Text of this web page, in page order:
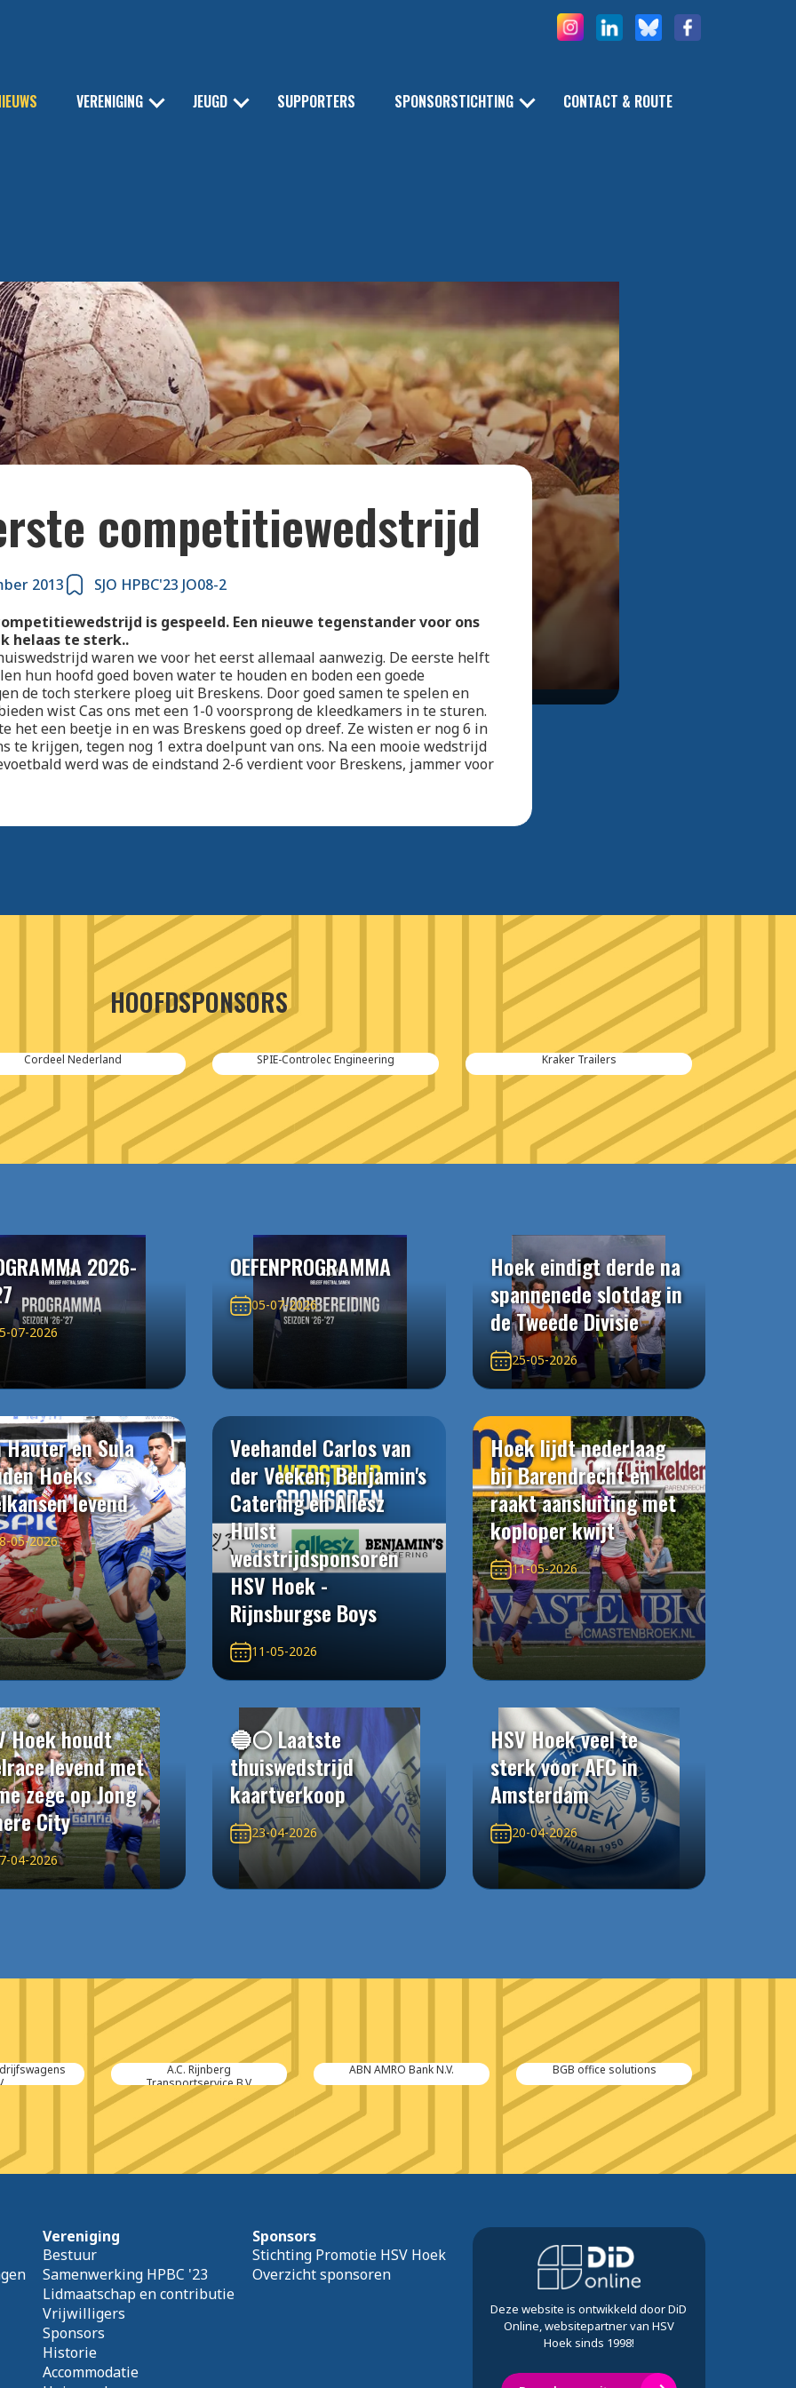
VERENIGING JEUGD SUPPORTERS SPONSORSTICHTING CONTACT & ROUTE
Bekijk alle foto's
competitiewedstrijd
2013
SJO HPBC'23 JO08-2
is gespeeld. Een nieuwe tegenstander voor ons
helaas te sterk..
waren we voor het eerst allemaal aanwezig. De eerste helft
hun hoofd goed boven water te houden en boden een goede
de toch sterkere ploeg uit Breskens. Door goed samen te spelen en
wist Cas ons met een 1-0 voorsprong de kleedkamers in te sturen.
het een beetje in en was Breskens goed op dreef. Ze wisten er nog 6 in
te krijgen, tegen nog 1 extra doelpunt van ons. Na een mooie wedstrijd
werd was de eindstand 2-6 verdient voor Breskens, jammer voor
HOOFDSPONSORS
Cordeel Nederland SPIE-Controlec Engineering Kraker Trailers
2026-
07-2026
OEFENPROGRAMMA
05-07-2026
Hoek eindigt derde na
spannenede slotdag in
de Tweede Divisie
25-05-2026
Hauter en Sula
Hoeks
levend
05-2026
Veehandel Carlos van
der Veeken, Benjamin's
Catering en Allesz
Hulst
wedstrijdsponsoren
HSV Hoek -
Rijnsburgse Boys
11-05-2026
Hoek lijdt nederlaag
bij Barendrecht en
raakt aansluiting met
koploper kwijt
11-05-2026
Hoek houdt
levend met
zege op Jong
City
04-2026
🔵⚪️ Laatste
thuiswedstrijd
kaartverkoop
23-04-2026
HSV Hoek veel te
sterk voor AFC in
Amsterdam
20-04-2026
A.C. Rijnberg
Transportservice B.V.
ABN AMRO Bank N.V. BGB office solutions
Vereniging
Bestuur
Samenwerking HPBC '23
Lidmaatschap en contributie
Vrijwilligers
Sponsors
Historie
Accommodatie
Sponsors
Stichting Promotie HSV Hoek
Overzicht sponsoren
Deze website is ontwikkeld door DiD
Online, websitepartner van HSV
Hoek sinds 1998!